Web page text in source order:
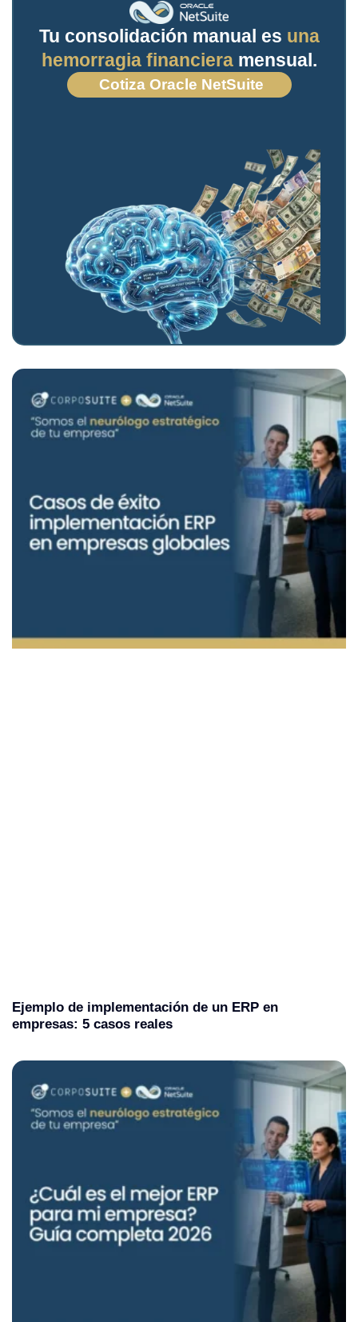
Tu consolidación manual es una
hemorragia financieramensual.
Cotiza Oracle NetSuite
Ejemplo de implementación de un ERP en
empresas: 5 casos reales